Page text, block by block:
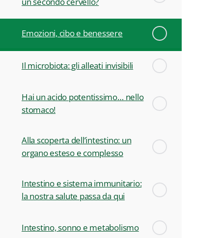
Emozioni, cibo e benessere
Il microbiota: gli alleati invisibili
Hai un acido potentissimo… nello
stomaco!
Alla scoperta dell’intestino: un
organo esteso e complesso
Intestino e sistema immunitario:
la nostra salute passa da qui
Intestino, sonno e metabolismo